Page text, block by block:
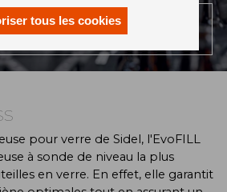
tous les cookies
LIRE LA VIDÉO
pour verre de Sidel, l'EvoFILL
à sonde de niveau la plus
en verre. En effet, elle garantit